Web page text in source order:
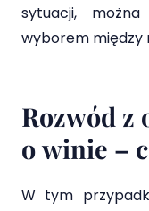
sytuacji,
wyborem między
Rozwód z
o winie –
W tym